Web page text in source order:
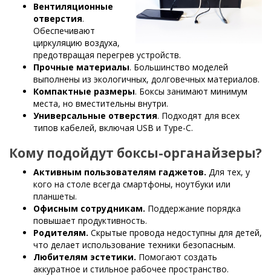
Вентиляционные
отверстия.
Обеспечивают
циркуляцию воздуха,
предотвращая перегрев устройств.
Прочные материалы. Большинство моделей
выполнены из экологичных, долговечных материалов.
Компактные размеры. Боксы занимают минимум
места, но вместительны внутри.
Универсальные отверстия. Подходят для всех
типов кабелей, включая USB и Type-C.
Кому подойдут боксы-органайзеры?
Активным пользователям гаджетов. Для тех, у
кого на столе всегда смартфоны, ноутбуки или
планшеты.
Офисным сотрудникам. Поддержание порядка
повышает продуктивность.
Родителям. Скрытые провода недоступны для детей,
что делает использование техники безопасным.
Любителям эстетики. Помогают создать
аккуратное и стильное рабочее пространство.